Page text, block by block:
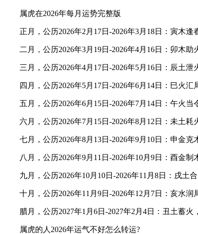
属虎在2026年每月运势完整版
正月，公历2026年2月17日-2026年3月18日：寅木逢
二月，公历2026年3月19日-2026年4月16日：卯木助
三月，公历2026年4月17日-2026年5月16日：辰土泄
四月，公历2026年5月17日-2026年6月14日：巳火汇
五月，公历2026年6月15日-2026年7月14日：午火当
六月，公历2026年7月15日-2026年8月12日：未土耗
七月，公历2026年8月13日-2026年9月10日：申金克
八月，公历2026年9月11日-2026年10月9日：酉金制
九月，公历2026年10月10日-2026年11月8日：戌土
十月，公历2026年11月9日-2026年12月7日：亥水润
腊月，公历2027年1月6日-2027年2月4日：丑土蓄火
属虎的人2026年运气不好怎么转运?